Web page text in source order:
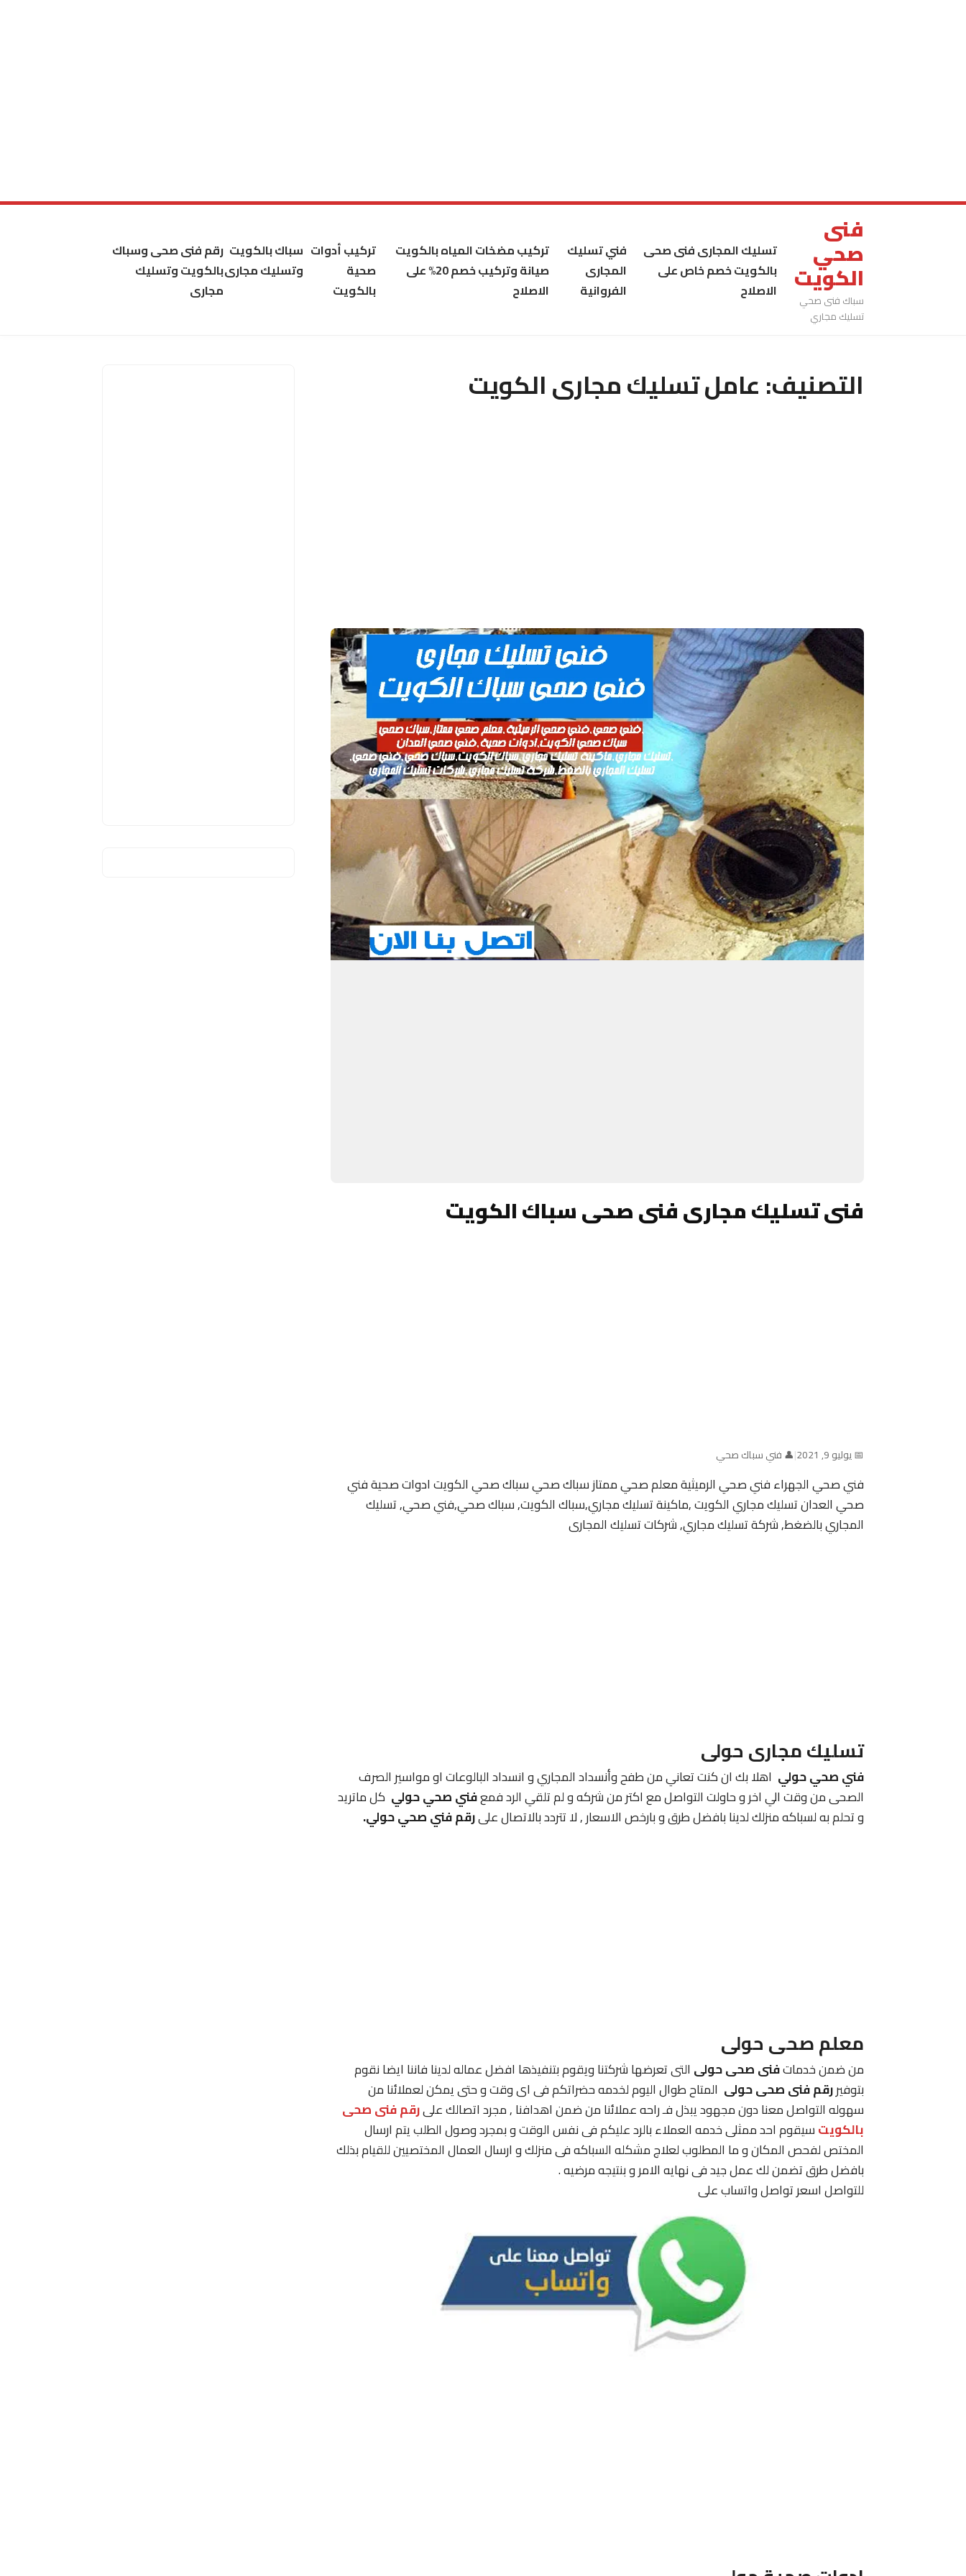
فنى
صحي
الكويت
سباك فنى صحي
تسليك مجاري
تسليك المجارى فنى صحى
بالكويت خصم خاص على
الاصلاح
فني تسليك
المجارى
الفروانية
تركيب مضخات المياه بالكويت
صيانة وتركيب خصم 20% على
الاصلاح
تركيب أدوات
صحية
بالكويت
سباك بالكويت
وتسليك مجارى
رقم فنى صحى وسباك
بالكويت وتسليك
مجارى
التصنيف:عامل تسليك مجارى الكويت
فنى تسليك مجارى فنى صحى سباك الكويت
📅 يوليو 9, 2021 |👤 فني سباك صحي
فني صحي الجهراء فني صحي الرميثية معلم صحي ممتاز سباك صحي سباك صحي الكويت ادوات صحية فني
صحي العدان تسليك مجاري الكويت ,ماكينة تسليك مجاري,سباك الكويت, سباك صحي,فني صحي, تسليك
المجاري بالضغط, شركة تسليك مجاري, شركات تسليك المجارى
تسليك مجارى حولى
فني صحي حولي اهلا بك ان كنت تعاني من طفح وأنسداد المجاري و انسداد البالوعات او مواسير الصرف
الصحى من وقت الي اخر و حاولت التواصل مع اكتر من شركه و لم تلقي الرد فمعفني صحي حولي كل ماتريد
و تحلم به لسباكه منزلك لدينا بافضل طرق و بارخص الاسعار , لا تتردد بالاتصال علىرقمفني صحي حولي.
معلم صحى حولى
من ضمن خدماتفنى صحى حولى التى تعرضها شركتنا ويقوم بتنفيذها افضل عماله لدينا فاننا ايضا نقوم
بتوفيررقم فنى صحى حولى المتاح طوال اليوم لخدمه حضراتكم فى اى وقت و حتى يمكن لعملائنا من
سهوله التواصل معنا دون مجهود يبذل فـ راحه عملائنا من ضمن اهدافنا , مجرد اتصالك علىرقم فنى صحى
بالكويتسيقوم احد ممثلى خدمه العملاء بالرد عليكم فى نفس الوقت و بمجرد وصول الطلب يتم ارسال
المختص لفحص المكان و ما المطلوب لعلاج مشكله السباكه فى منزلك و ارسال العمال المختصيين للقيام بذلك
بافضل طرق تضمن لك عمل جيد فى نهايه الامر و بنتيجه مرضيه .
للتواصل اسعر تواصل واتساب على